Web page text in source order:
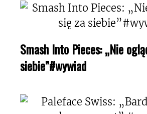
Smash Into Pieces: „Nie
siebie”#wywiad